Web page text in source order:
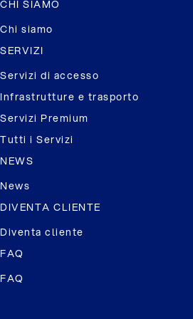
CHI SIAMO
Chi siamo
SERVIZI
Servizi di accesso
Infrastrutture e trasporto
Servizi Premium
Tutti i Servizi
NEWS
News
DIVENTA CLIENTE
Diventa cliente
FAQ
FAQ